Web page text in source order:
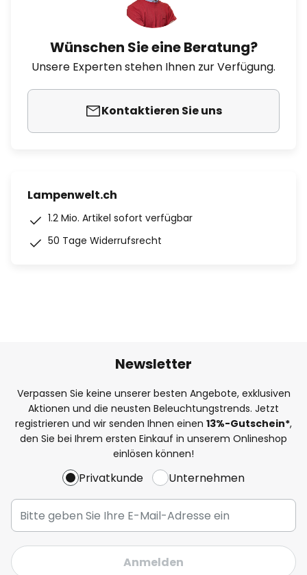
Wünschen Sie eine Beratung?
Unsere Experten stehen Ihnen zur Verfügung.
Kontaktieren Sie uns
Lampenwelt.ch
1.2 Mio. Artikel sofort verfügbar
50 Tage Widerrufsrecht
Newsletter
Verpassen Sie keine unserer besten Angebote, exklusiven
Aktionen und die neusten Beleuchtungstrends. Jetzt
registrieren und wir senden Ihnen einen 13%-Gutschein*,
den Sie bei Ihrem ersten Einkauf in unserem Onlineshop
einlösen können!
Privatkunde Unternehmen
Anmelden